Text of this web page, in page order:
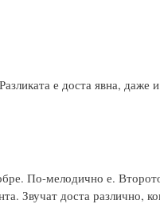
е доста явна, даже
По-мелодично е.
Звучат доста различно,